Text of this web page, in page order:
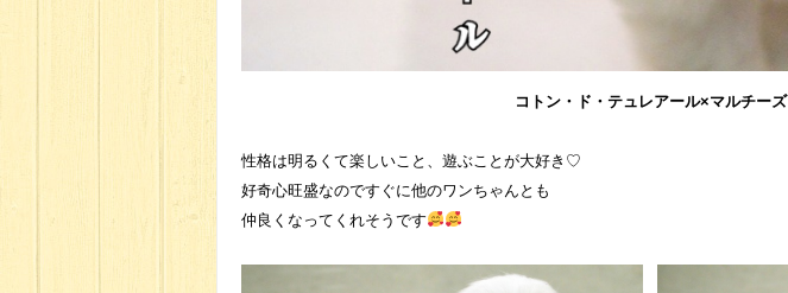
コトン・ド・テュレアール×マルチーズ
性格は明るくて楽しいこと、遊ぶことが大好き♡
好奇心旺盛なのですぐに他のワンちゃんとも
仲良くなってくれそうです